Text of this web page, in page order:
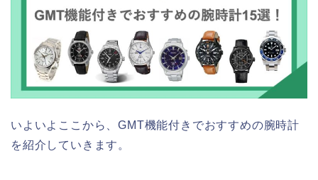
いよいよここから、GMT機能付きでおすすめの腕時計
を紹介していきます。